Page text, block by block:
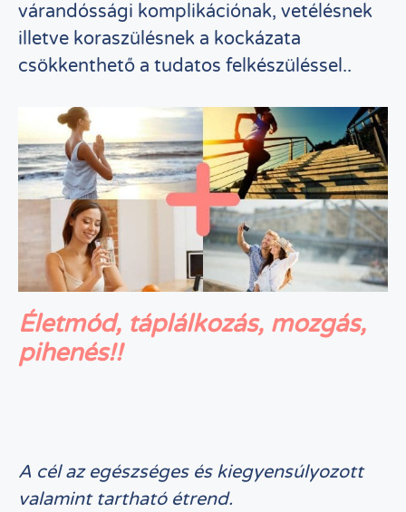
várandóssági komplikációnak, vetélésnek
illetve koraszülésnek a kockázata
csökkenthető a tudatos felkészüléssel..
Életmód, táplálkozás, mozgás,
pihenés!!
A cél az egészséges és kiegyensúlyozott
valamint tartható étrend.